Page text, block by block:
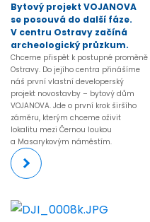
Bytový projekt VOJANOVA
se posouvá do další fáze.
V centru Ostravy začíná
archeologický průzkum.
Chceme přispět k postupné proměně
Ostravy. Do jejího centra přinášíme
náš první vlastní developerský
projekt novostavby – bytový dům
VOJANOVA. Jde o první krok širšího
záměru, kterým chceme oživit
lokalitu mezi Černou loukou
a Masarykovým náměstím.
Více